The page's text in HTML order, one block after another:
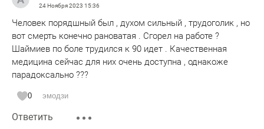
24 Ноября 2023 15:36
Человек порядшный был , духом сильный , трудоголик , но
вот смерть конечно рановатая . Сгорел на работе ?
Шаймиев по боле трудился к 90 идет . Качественная
медицина сейчас для них очень доступна , однакоже
парадоксально ???
0 эмодзи
Ответить